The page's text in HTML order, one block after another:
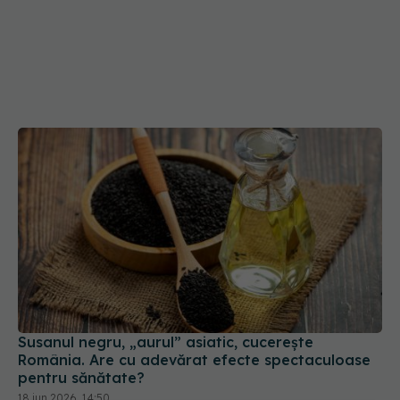
Susanul negru, „aurul” asiatic, cucerește
România. Are cu adevărat efecte spectaculoase
pentru sănătate?
18 iun 2026, 14:50